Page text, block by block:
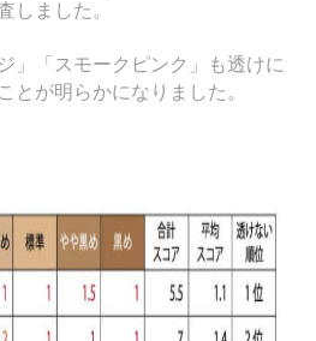
しました。
」「スモークピンク」も透けに
とが明らかになりました。